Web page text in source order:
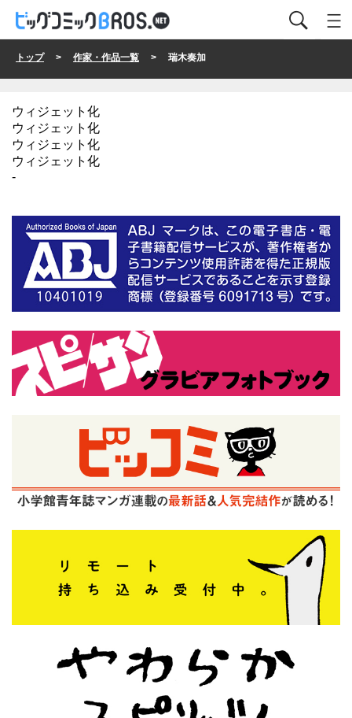
トップ> 作家・作品一覧 > 瑞木奏加
ウィジェット化
ウィジェット化
ウィジェット化
ウィジェット化
-